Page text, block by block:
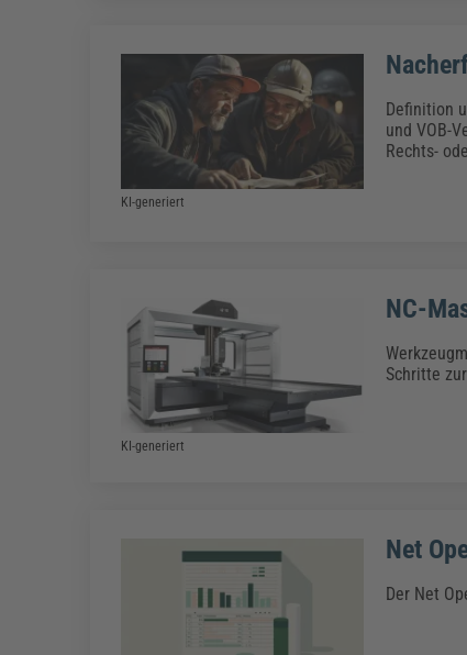
KI-generiert
Definition
und VOB-
Rechts-
KI-generiert
NC-
Schritte
Net
Der Net